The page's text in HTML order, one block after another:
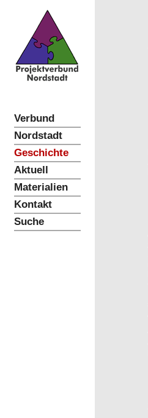
Verbund
Nordstadt
Geschichte
Aktuell
Materialien
Kontakt
Suche